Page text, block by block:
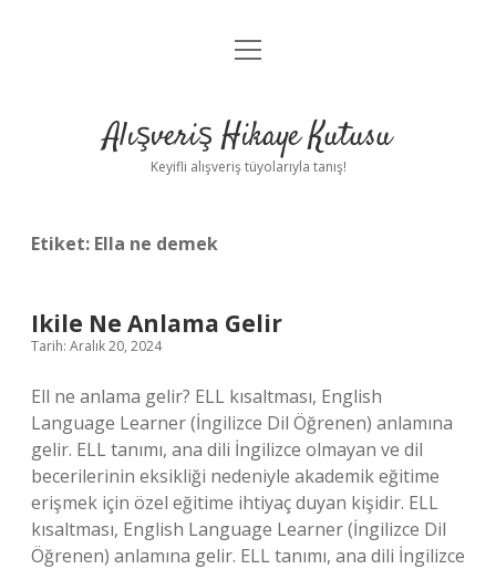
Anasayfa
Yasal Uyarı
menüyü
Alışveriş Hikaye Kutusu
Keyifli alışveriş tüyolarıyla tanış!
Etiket: Ella ne demek
Ikile Ne Anlama Gelir
Tarih: Aralık 20, 2024
Ell ne anlama gelir? ELL kısaltması, English
Language Learner (İngilizce Dil Öğrenen) anlamına
gelir. ELL tanımı, ana dili İngilizce olmayan ve dil
becerilerinin eksikliği nedeniyle akademik eğitime
erişmek için özel eğitime ihtiyaç duyan kişidir. ELL
kısaltması, English Language Learner (İngilizce Dil
Öğrenen) anlamına gelir. ELL tanımı, ana dili İngilizce